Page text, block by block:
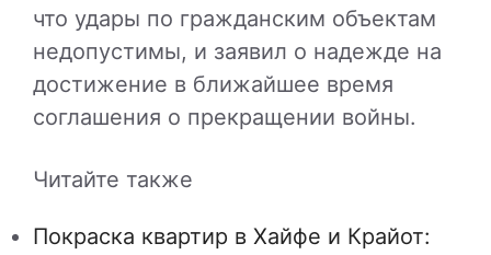
что удары по гражданским объектам
недопустимы, и заявил о надежде на
достижение в ближайшее время
соглашения о прекращении войны.
Читайте также
Покраска квартир в Хайфе и Крайот: